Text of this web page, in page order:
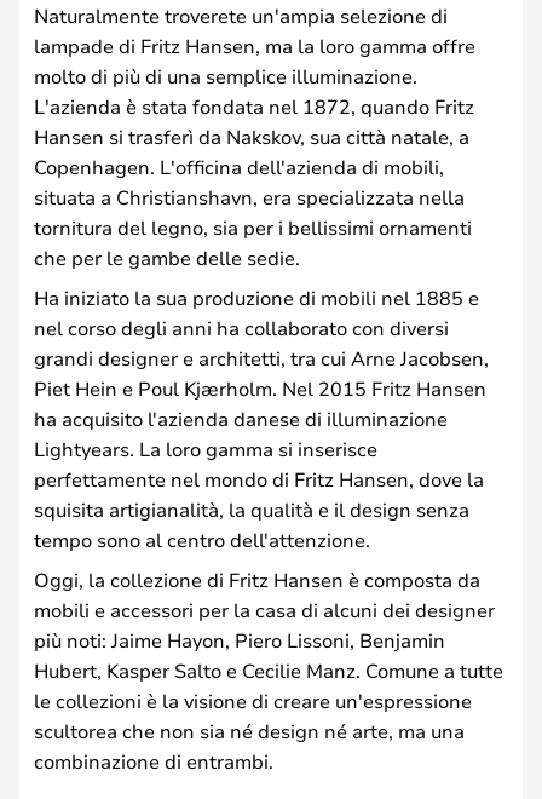
Naturalmente troverete un'ampia selezione di
lampade di Fritz Hansen, ma la loro gamma offre
molto di più di una semplice illuminazione.
L'azienda è stata fondata nel 1872, quando Fritz
Hansen si trasferì da Nakskov, sua città natale, a
Copenhagen. L'officina dell'azienda di mobili,
situata a Christianshavn, era specializzata nella
tornitura del legno, sia per i bellissimi ornamenti
che per le gambe delle sedie.
Ha iniziato la sua produzione di mobili nel 1885 e
nel corso degli anni ha collaborato con diversi
grandi designer e architetti, tra cui Arne Jacobsen,
Piet Hein e Poul Kjærholm. Nel 2015 Fritz Hansen
ha acquisito l'azienda danese di illuminazione
Lightyears. La loro gamma si inserisce
perfettamente nel mondo di Fritz Hansen, dove la
squisita artigianalità, la qualità e il design senza
tempo sono al centro dell'attenzione.
Oggi, la collezione di Fritz Hansen è composta da
mobili e accessori per la casa di alcuni dei designer
più noti: Jaime Hayon, Piero Lissoni, Benjamin
Hubert, Kasper Salto e Cecilie Manz. Comune a tutte
le collezioni è la visione di creare un'espressione
scultorea che non sia né design né arte, ma una
combinazione di entrambi.